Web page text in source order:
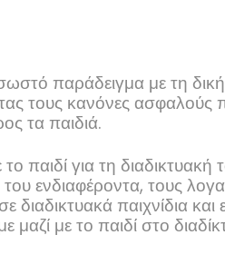
παράδειγμα με τη
τους κανόνες ασφαλούς
τα παιδιά.
παιδί για τη
του ενδιαφέροντα, τους
διαδικτυακά παιχνίδια
μαζί με το παιδί στο